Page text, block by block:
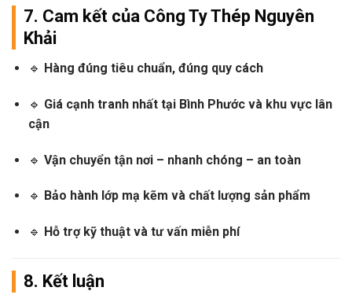
7. Cam kết của Công Ty Thép Nguyên
Khải
🔹 Hàng đúng tiêu chuẩn, đúng quy cách
🔹 Giá cạnh tranh nhất tại Bình Phước và khu vực lân
cận
🔹 Vận chuyển tận nơi – nhanh chóng – an toàn
🔹 Bảo hành lớp mạ kẽm và chất lượng sản phẩm
🔹 Hỗ trợ kỹ thuật và tư vấn miễn phí
8. Kết luận